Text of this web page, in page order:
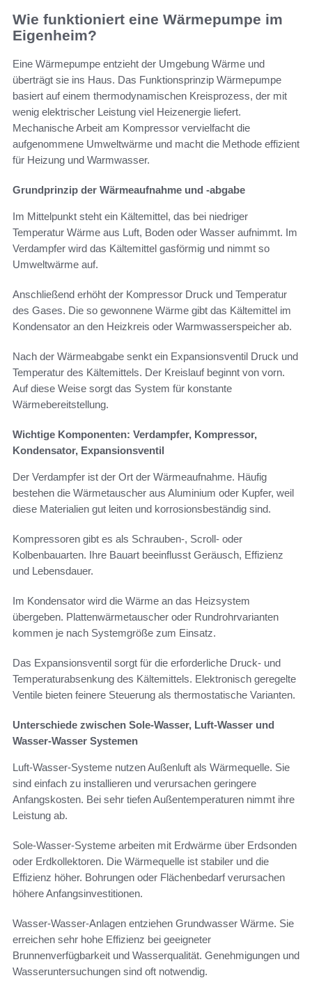
Wie funktioniert eine Wärmepumpe im
Eigenheim?
Eine Wärmepumpe entzieht der Umgebung Wärme und
überträgt sie ins Haus. Das Funktionsprinzip Wärmepumpe
basiert auf einem thermodynamischen Kreisprozess, der mit
wenig elektrischer Leistung viel Heizenergie liefert.
Mechanische Arbeit am Kompressor vervielfacht die
aufgenommene Umweltwärme und macht die Methode effizient
für Heizung und Warmwasser.
Grundprinzip der Wärmeaufnahme und -abgabe
Im Mittelpunkt steht ein Kältemittel, das bei niedriger
Temperatur Wärme aus Luft, Boden oder Wasser aufnimmt. Im
Verdampfer wird das Kältemittel gasförmig und nimmt so
Umweltwärme auf.
Anschließend erhöht der Kompressor Druck und Temperatur
des Gases. Die so gewonnene Wärme gibt das Kältemittel im
Kondensator an den Heizkreis oder Warmwasserspeicher ab.
Nach der Wärmeabgabe senkt ein Expansionsventil Druck und
Temperatur des Kältemittels. Der Kreislauf beginnt von vorn.
Auf diese Weise sorgt das System für konstante
Wärmebereitstellung.
Wichtige Komponenten: Verdampfer, Kompressor,
Kondensator, Expansionsventil
Der Verdampfer ist der Ort der Wärmeaufnahme. Häufig
bestehen die Wärmetauscher aus Aluminium oder Kupfer, weil
diese Materialien gut leiten und korrosionsbeständig sind.
Kompressoren gibt es als Schrauben-, Scroll- oder
Kolbenbauarten. Ihre Bauart beeinflusst Geräusch, Effizienz
und Lebensdauer.
Im Kondensator wird die Wärme an das Heizsystem
übergeben. Plattenwärmetauscher oder Rundrohrvarianten
kommen je nach Systemgröße zum Einsatz.
Das Expansionsventil sorgt für die erforderliche Druck- und
Temperaturabsenkung des Kältemittels. Elektronisch geregelte
Ventile bieten feinere Steuerung als thermostatische Varianten.
Unterschiede zwischen Sole-Wasser, Luft-Wasser und
Wasser-Wasser Systemen
Luft-Wasser-Systeme nutzen Außenluft als Wärmequelle. Sie
sind einfach zu installieren und verursachen geringere
Anfangskosten. Bei sehr tiefen Außentemperaturen nimmt ihre
Leistung ab.
Sole-Wasser-Systeme arbeiten mit Erdwärme über Erdsonden
oder Erdkollektoren. Die Wärmequelle ist stabiler und die
Effizienz höher. Bohrungen oder Flächenbedarf verursachen
höhere Anfangsinvestitionen.
Wasser-Wasser-Anlagen entziehen Grundwasser Wärme. Sie
erreichen sehr hohe Effizienz bei geeigneter
Brunnenverfügbarkeit und Wasserqualität. Genehmigungen und
Wasseruntersuchungen sind oft notwendig.